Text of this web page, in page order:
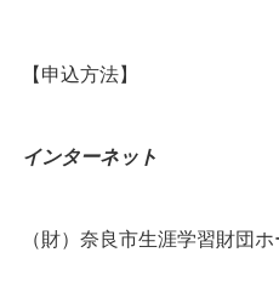
【申込方法】
インターネット
（財）奈良市生涯学習財団